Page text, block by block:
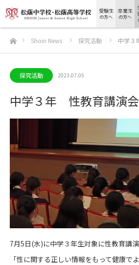
受験生
の方へ
卒業生
の方へ
ホームShoin News 探究活動 中学３
探究活動 2023.07.05
中学３年 性教育講演会
7月5日(水)に中学３年生対象に性教育講演
「性に関する正しい情報をもって健康で